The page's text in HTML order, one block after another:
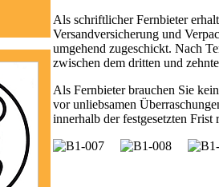
Als schriftlicher Fernbieter
Versandversicherung und
umgehend zugeschickt. Nach
zwischen dem dritten und
Als Fernbieter brauchen Sie
vor unliebsamen
innerhalb der festgesetzten